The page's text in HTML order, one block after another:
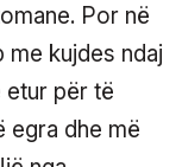
Por në
me kujdes ndaj
etur për të
egra dhe më